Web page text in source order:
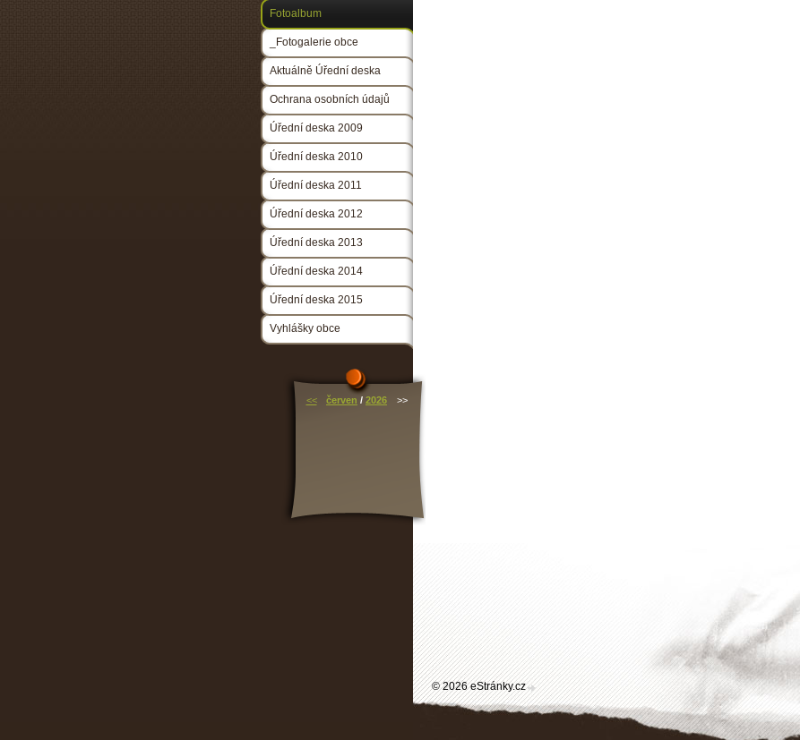
Fotoalbum
_Fotogalerie obce
Aktuálně Úřední deska
Ochrana osobních údajů
Úřední deska 2009
Úřední deska 2010
Úřední deska 2011
Úřední deska 2012
Úřední deska 2013
Úřední deska 2014
Úřední deska 2015
Vyhlášky obce
<< červen / 2026 >>
© 2026 eStránky.cz